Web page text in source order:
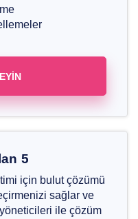
5
için bulut çözümü
sağlar ve
ile çözüm